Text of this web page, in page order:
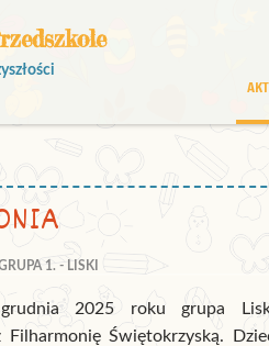
1. - LISKI
2025 roku grupa
Filharmonię Świętokrzyską.